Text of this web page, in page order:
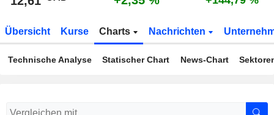
Übersicht Kurse Charts Nachrichten
Technische Analyse Statischer Chart News-Chart